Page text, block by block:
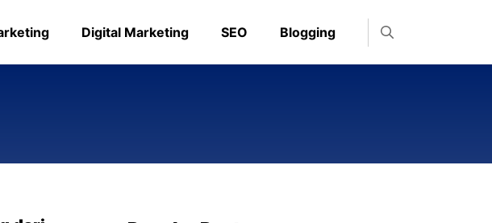
Digital Marketing SEO Blogging